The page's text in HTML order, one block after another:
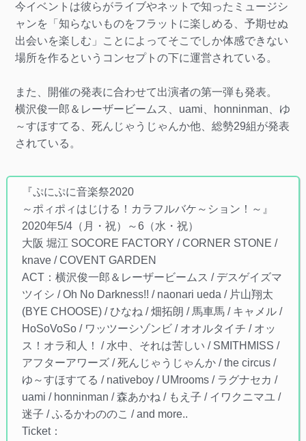
今イベントは彼らがライブやネットで知ったミュージシ
ャンを「知らないものをフラットに楽しめる、予期せぬ
出会いを楽しむ」ことによってそこでしか体感できない
場所を作るというコンセプトの下に運営されている。
また、開催の発表に合わせて出演者の第一弾も発表。
横沢俊一郎＆レーザービームス、uami、honninman、ゆ
～すほすてる、死んじゃうじゃんか他、総勢29組が発表
されている。
『ぷにぷに音楽祭2020
～ポィポィはじける！カラフルバケ～ション！～』
2020年5/4（月・祝）～6（水・祝）
大阪 堀江 SOCORE FACTORY / CORNER STONE /
knave / COVENT GARDEN
ACT：横沢俊一郎＆レーザービームス / デスゲイズマ
ツイシ / Oh No Darkness!! / naonari ueda / 片山翔太
(BYE CHOOSE) / ひなね / 畑拓朗 / 馬車馬 / キャメル /
HoSoVoSo / ワッツーシゾンビ / オオルタイチ / オッ
ス！オラ和人！ / 水中、それは苦しい / SMITHMISS /
アフターアワーズ / 死んじゃうじゃんか / the circus /
ゆ～すほすてる / nativeboy / UMrooms / ラグナセカ /
uami / honninman / 森あかね / もえ子 / イワクニマユ /
迷子 / ふるかわののこ / and more..
Ticket：